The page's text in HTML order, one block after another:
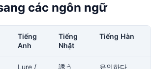
các ngôn ngữ
Tiếng
Anh
Tiếng
Nhật
Tiếng Hàn
Lure /
誘う
유인하다